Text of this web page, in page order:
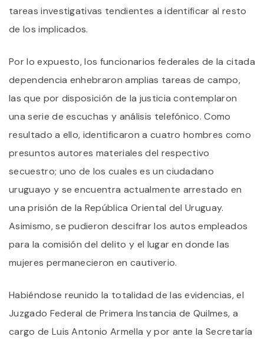
tareas investigativas tendientes a identificar al resto
de los implicados.
Por lo expuesto, los funcionarios federales de la citada
dependencia enhebraron amplias tareas de campo,
las que por disposición de la justicia contemplaron
una serie de escuchas y análisis telefónico. Como
resultado a ello, identificaron a cuatro hombres como
presuntos autores materiales del respectivo
secuestro; uno de los cuales es un ciudadano
uruguayo y se encuentra actualmente arrestado en
una prisión de la República Oriental del Uruguay.
Asimismo, se pudieron descifrar los autos empleados
para la comisión del delito y el lugar en donde las
mujeres permanecieron en cautiverio.
Habiéndose reunido la totalidad de las evidencias, el
Juzgado Federal de Primera Instancia de Quilmes, a
cargo de Luis Antonio Armella y por ante la Secretaría